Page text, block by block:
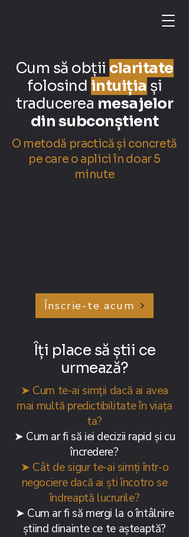
Cum să obții claritate
folosind intuiția și
traducerea mesajelor
din subconștient
O metodă practică și concretă
pe care o aplici în doar 5
minute
Înscrie-te acum
Îți place să știi ce
urmează?
➤ Cum te-ai simții dacă ai avea
mai multă predictibilitate în viața
ta?
➤ Cum ar fi să iei decizii rapid și cu
încredere?
➤ Cât de sigur te-ai simți într-o
negociere dacă ai ști încotro se
îndreaptă lucrurile?
➤ Cum ar fi să mergi la o întâlnire
știind dinainte ce te așteaptă?